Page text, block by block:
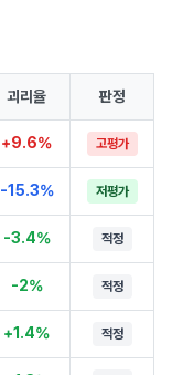
괴리율 판정
+9.6% 고평가
-15.3% 저평가
-3.4% 적정
-2% 적정
+1.4% 적정